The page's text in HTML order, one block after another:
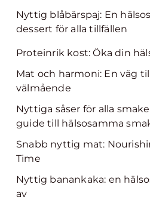
Nyttig blåbärspaj: En
dessert för alla tillfällen
Proteinrik kost: Öka din
Mat och harmoni: En väg
välmående
Nyttiga såser för alla
guide till hälsosamma
Snabb nyttig mat:
Time
Nyttig banankaka: en
av